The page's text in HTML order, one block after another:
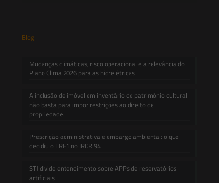
Blog
Mudanças climáticas, risco operacional e a relevância do
Plano Clima 2026 para as hidrelétricas
A inclusão de imóvel em inventário de patrimônio cultural
não basta para impor restrições ao direito de
propriedade:
Prescrição administrativa e embargo ambiental: o que
decidiu o TRF1 no IRDR 94
STJ divide entendimento sobre APPs de reservatórios
artificiais